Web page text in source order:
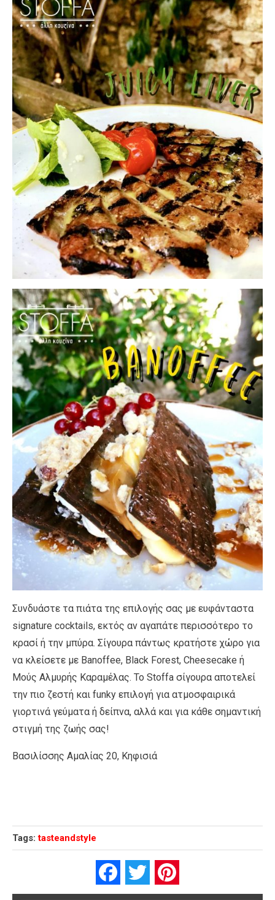
Συνδυάστε τα πιάτα της επιλογής σας με ευφάνταστα
signature cocktails, εκτός αν αγαπάτε περισσότερο το
κρασί ή την μπύρα. Σίγουρα πάντως κρατήστε χώρο για
να κλείσετε με Banoffee, Black Forest, Cheesecake ή
Μούς Αλμυρής Καραμέλας. Το Stoffa σίγουρα αποτελεί
την πιο ζεστή και funky επιλογή για ατμοσφαιρικά
γιορτινά γεύματα ή δείπνα, αλλά και για κάθε σημαντική
στιγμή της ζωής σας!
Βασιλίσσης Αμαλίας 20, Κηφισιά
Tags: tasteandstyle
FacebookTwitter